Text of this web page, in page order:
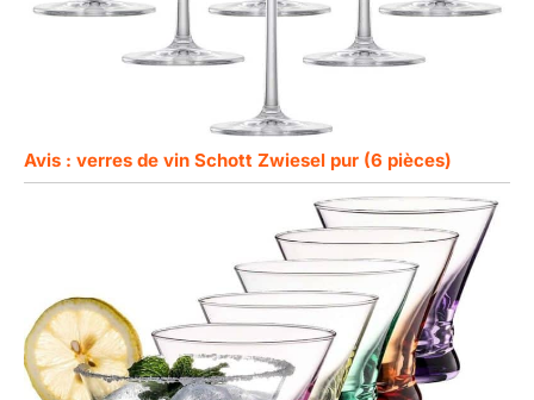
Avis : verres de vin Schott Zwiesel pur (6 pièces)